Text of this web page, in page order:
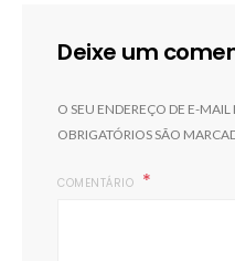
Deixe um
O SEU ENDEREÇO DE E-
OBRIGATÓRIOS SÃO
COMENTÁRIO